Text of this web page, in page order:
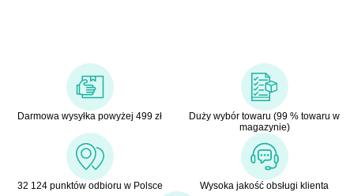
Darmowa wysyłka powyżej 499 zł
Duży wybór towaru (99 % towaru w
magazynie)
32 124 punktów odbioru w Polsce Wysoka jakość obsługi klienta